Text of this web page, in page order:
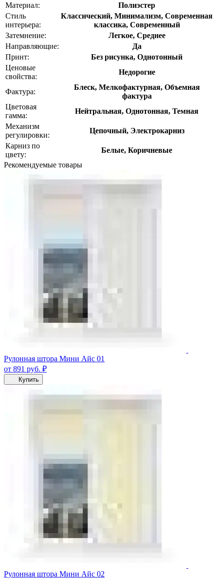
Материал:
Полиэстер
Стиль
интерьера:
Классический, Минимализм, Современная
классика, Современный
Затемнение:
Легкое, Среднее
Направляющие:
Да
Принт:
Без рисунка, Однотонный
Ценовые
свойства:
Недорогие
Фактура:
Блеск, Мелкофактурная, Объемная
фактура
Цветовая
гамма:
Нейтральная, Однотонная, Темная
Механизм
регулировки:
Цепочный, Электрокарниз
Карниз по
цвету:
Белые, Коричневые
Рекомендуемые товары
Рулонная штора Мини Айс 01
от 891 руб. ₽
Купить
Рулонная штора Мини Айс 02